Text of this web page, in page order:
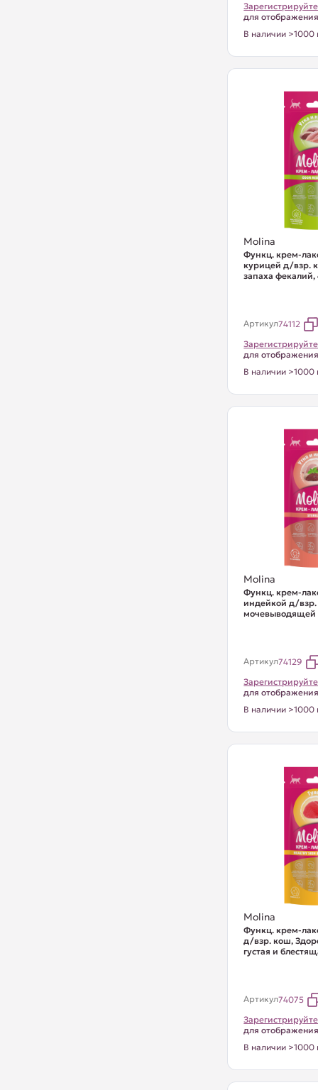
для
В наличии >1000
Molina
Функц. крем-
курицей д/взр.
запаха фекалий,
Артикул74112
для
В наличии >1000
Molina
Функц. крем-
индейкой д/
мочевыводящей
Артикул74129
для
В наличии >1000
Molina
Функц. крем-
д/взр. кош,
густая и
Артикул74075
для
В наличии >1000